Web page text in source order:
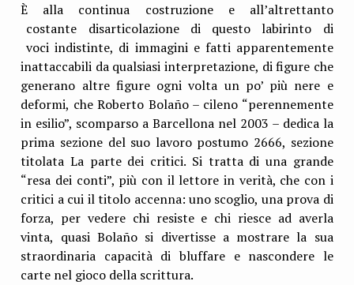
È alla continua costruzione e all’altrettanto
costante disarticolazione di questo labirinto di
voci indistinte, di immagini e fatti apparentemente
inattaccabili da qualsiasi interpretazione, di figure che
generano altre figure ogni volta un po’ più nere e
deformi, che Roberto Bolaño – cileno “perennemente
in esilio”, scomparso a Barcellona nel 2003 – dedica la
prima sezione del suo lavoro postumo 2666, sezione
titolata La parte dei critici. Si tratta di una grande
“resa dei conti”, più con il lettore in verità, che con i
critici a cui il titolo accenna: uno scoglio, una prova di
forza, per vedere chi resiste e chi riesce ad averla
vinta, quasi Bolaño si divertisse a mostrare la sua
straordinaria capacità di bluffare e nascondere le
carte nel gioco della scrittura.